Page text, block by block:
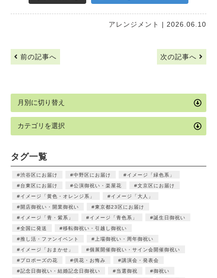
アレンジメント | 2026.06.10
前の記事へ 次の記事へ
タグ一覧
渋谷区にお届け 中野区にお届け
イメージ「緑色系」
台東区にお届け
公演御祝い・楽屋花
文京区にお届け
イメージ「黄色・オレンジ系」
イメージ「大人」
開店御祝い・開業御祝い
東京都23区にお届け
イメージ「青・紫系」
イメージ「青色系」
誕生日御祝い
全国に発送
移転御祝い・引越し御祝い
推し活・ファンイベント
上場御祝い・周年御祝い
イメージ「おまかせ」
個展開催御祝い・サイン会開催御祝い
プロポーズの花
供花・お悔み
講演会・発表会
記念日御祝い・結婚記念日御祝い
当選御祝
御祝い